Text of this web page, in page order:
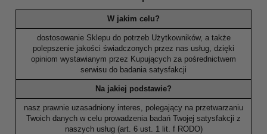
W jakim celu?
dostosowanie Sklepu do potrzeb Użytkowników, a także
polepszenie jakości świadczonych przez nas usług, dzięki
opiniom wystawianym przez Kupujących za pośrednictwem
serwisu do badania satysfakcji
Na jakiej podstawie?
nasz prawnie uzasadniony interes, polegający na przetwarzaniu
Twoich danych w celu prowadzenia badań Twojej satysfakcji z
naszych usług (art. 6 ust. 1 lit. f RODO)